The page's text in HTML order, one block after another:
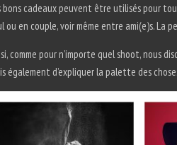
bons cadeaux peuvent être utilisés pour
ou en couple, voir même entre ami(e)s.
comme pour n’importe quel shoot, nous
également d’expliquer la palette des